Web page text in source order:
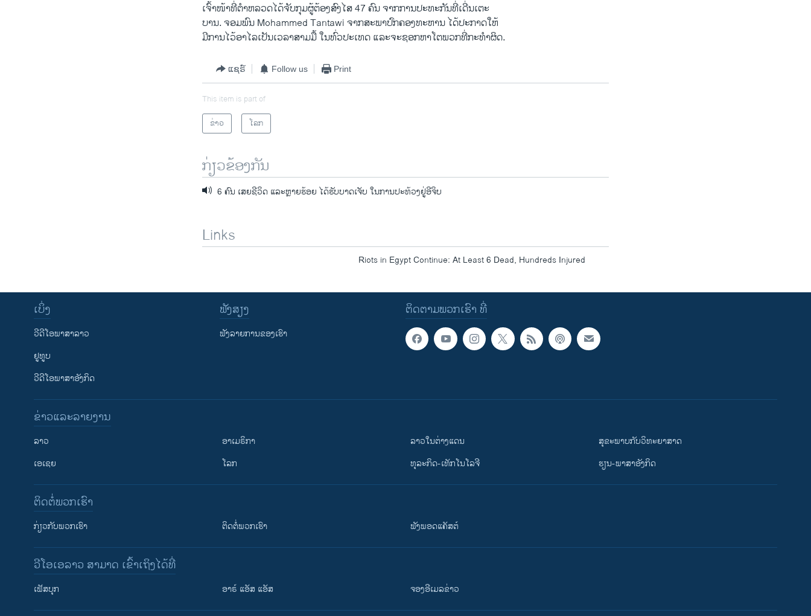
ເຈົ້າໜ້າທີ່ຕໍາຫລວດໄດ້ຈັບກຸມຜູ້​ຕ້ອງ​ສົງ​ໄສ 47 ຄົນ ຈາກ​ການ​ປະ​ທະ​ກັນທີ່ເດີ່ນເຕະ
ບານ. ຈອມພົນ Mohammed Tantawi ຈາກສະພາປົກຄອງທະຫານ ໄດ້ປະກາດໃຫ້
ມີການໄວ້ອາໄລເປັນເວລາສາມມື້ ​ໃນທົ່ວປະເທດ ແລະຈະຊອກ​ຫາ​ໂຕພວກ​ທີ່ກະທໍາຜິດ.
ແຊຣ໌ Follow us Print
This item is part of
ຂ່າວ
ໂລກ
ກ່ຽວຂ້ອງກັນ
6 ຄົນ ເສຍຊີວິດ ແລະຫຼາຍຮ້ອຍ ໄດ້ຮັບບາດເຈັບ ໃນການປະທ້ວງຢູ່ອີຈິບ
Links
Riots in Egypt Continue: At Least 6 Dead, Hundreds Injured
ຕິດຕາມພວກເຮົາ ທີ່
ເບິ່ງ
ວີດີໂອພາສາລາວ
ຢູທູບ
ວີດີໂອພາສາອັງກິດ
ຟັງສຽງ
ຟັງລາຍການຂອງເຮົາ
ຂ່າວແລະລາຍງານ
ລາວ
ເອເຊຍ
ອາເມຣິກາ
ໂລກ
ລາວໃນຕ່າງແດນ
ທຸລະກິດ-ເທັກໂນໂລຈີ
ສຸຂະພາບກັບວິທະຍາສາດ
ຮຽນ-ພາສາອັງກິດ
ຕິດຕໍ່ພວກເຮົາ
ກ່ຽວກັບພວກເຮົາ ຕິດຕໍ່ພວກເຮົາ ຟັງພອດແຄັສຕ໌
ວີໂອເອລາວ ສາມາດ ເຂົ້າເຖິງໄດ້ທີ່
ເຟັສບຸກ ອາຣ໌ ແອັສ ແອັສ ຈອງອີເມລຂ່າວ